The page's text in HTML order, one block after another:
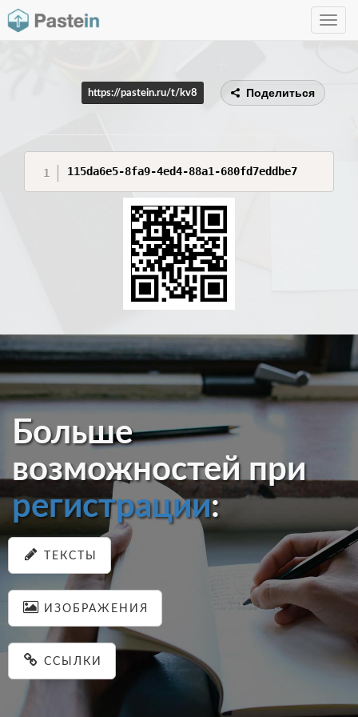
Toggle
https://pastein.ru/t/kv8 Поделиться
115da6e5-8fa9-4ed4-88a1-680fd7eddbe7
Больше
возможностей при
регистрации:
ТЕКСТЫ
ИЗОБРАЖЕНИЯ
ССЫЛКИ